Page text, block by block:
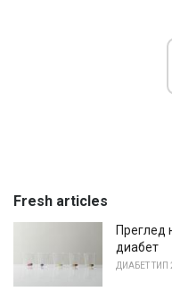
Fresh articles
Преглед
диабет
ДИАБЕТ ТИП